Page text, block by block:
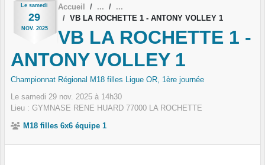
Le samedi
29
NOV. 2025
Accueil
VB LA ROCHETTE 1 - ANTONY VOLLEY 1
VB LA ROCHETTE 1 -
ANTONY VOLLEY 1
Championnat Régional M18 filles Ligue OR, 1ère journée
Le samedi 29 nov. 2025 à 14h30
Lieu : GYMNASE RENE HUARD 77000 LA ROCHETTE
M18 filles 6x6 équipe 1